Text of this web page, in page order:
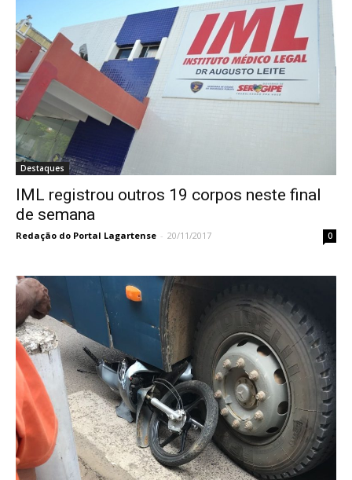
Destaques
IML registrou outros 19 corpos neste final
de semana
Redação do Portal Lagartense - 20/11/2017 0